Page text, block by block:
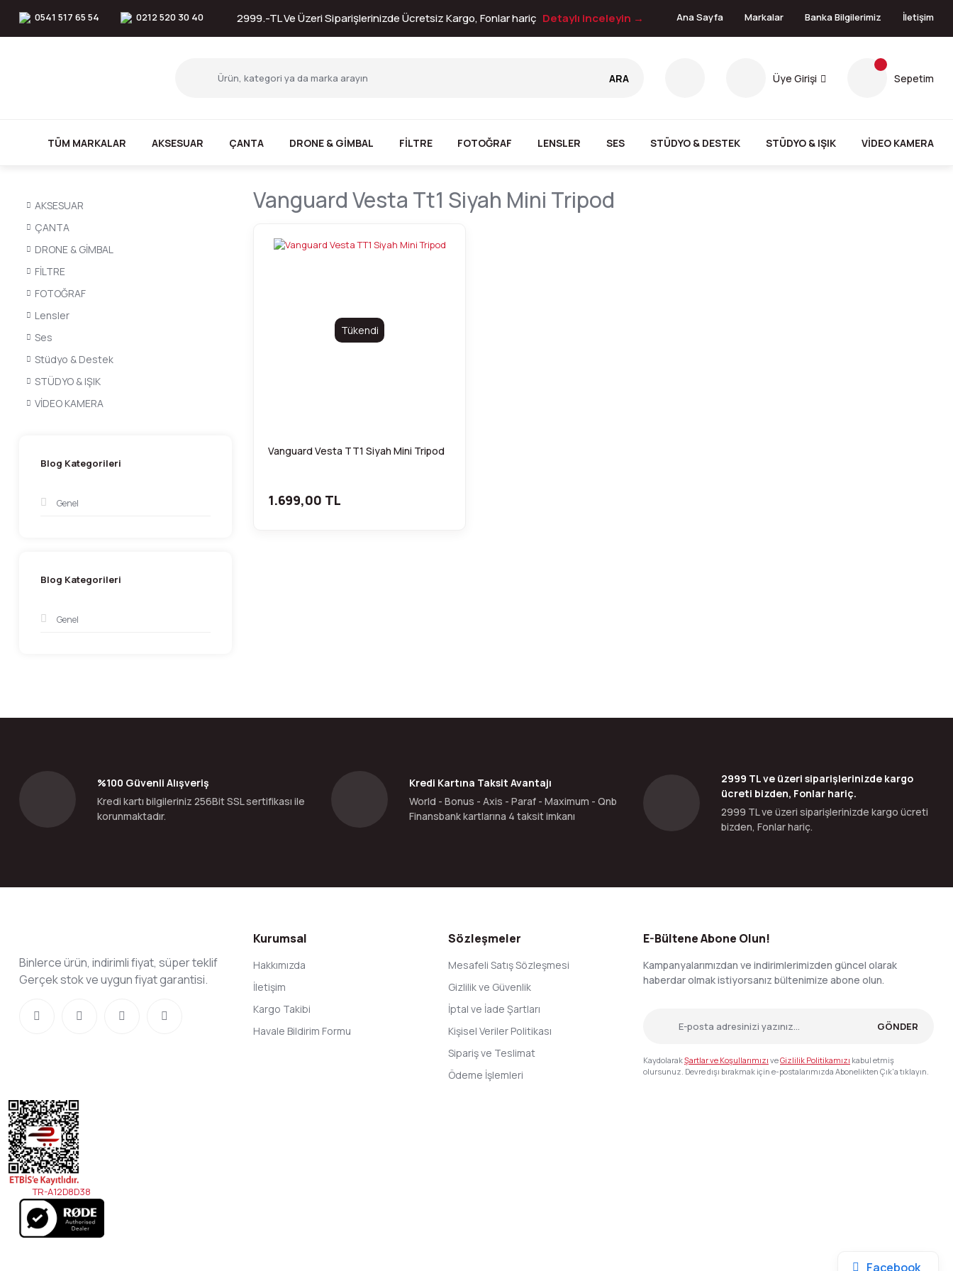
0541 517 65 54 0212 520 30 40 2999.-TL Ve Üzeri Siparişlerinizde Ücretsiz Kargo, Fonlar hariç Detaylı inceleyin → Ana Sayfa Markalar Banka Bilgilerimiz İletişim
ARA Üye Girişi Sepetim
TÜM MARKALAR AKSESUAR ÇANTA DRONE & GİMBAL FİLTRE FOTOĞRAF LENSLER SES STÜDYO & DESTEK STÜDYO & IŞIK VİDEO KAMERA
AKSESUAR
ÇANTA
DRONE & GİMBAL
FİLTRE
FOTOĞRAF
Lensler
Ses
Stüdyo & Destek
STÜDYO & IŞIK
VİDEO KAMERA
Blog Kategorileri
Genel
Blog Kategorileri
Genel
Vanguard Vesta Tt1 Siyah Mini Tripod
Tükendi
Vanguard Vesta TT1 Siyah Mini Tripod
1.699,00 TL
%100 Güvenli Alışveriş
Kredi kartı bilgileriniz 256Bit SSL sertifikası ile
korunmaktadır.
Kredi Kartına Taksit Avantajı
World - Bonus - Axis - Paraf - Maximum - Qnb
Finansbank kartlarına 4 taksit imkanı
2999 TL ve üzeri siparişlerinizde kargo
ücreti bizden, Fonlar hariç.
2999 TL ve üzeri siparişlerinizde kargo ücreti
bizden, Fonlar hariç.
Binlerce ürün, indirimli fiyat, süper teklif
Gerçek stok ve uygun fiyat garantisi.
Kurumsal
Hakkımızda
İletişim
Kargo Takibi
Havale Bildirim Formu
Sözleşmeler
Mesafeli Satış Sözleşmesi
Gizlilik ve Güvenlik
İptal ve İade Şartları
Kişisel Veriler Politikası
Sipariş ve Teslimat
Ödeme İşlemleri
E-Bültene Abone Olun!
Kampanyalarımızdan ve indirimlerimizden güncel olarak
haberdar olmak istiyorsanız bültenimize abone olun.
GÖNDER
KaydolarakŞartlar ve Koşullarımızı veGizlilik Politikamızı kabul etmiş
olursunuz. Devre dışı bırakmak için e-postalarımızda Abonelikten Çık'a tıklayın.
TR-A12D8D38
Facebook